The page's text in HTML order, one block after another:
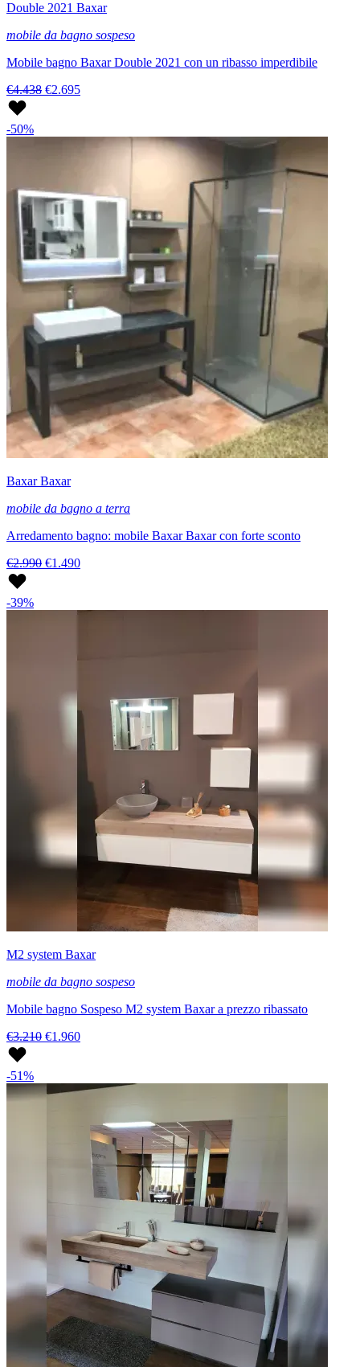
Double 2021 Baxar
mobile da bagno sospeso
Mobile bagno Baxar Double 2021 con un ribasso imperdibile
€4.438 €2.695
-50%
Baxar Baxar
mobile da bagno a terra
Arredamento bagno: mobile Baxar Baxar con forte sconto
€2.990 €1.490
-39%
M2 system Baxar
mobile da bagno sospeso
Mobile bagno Sospeso M2 system Baxar a prezzo ribassato
€3.210 €1.960
-51%